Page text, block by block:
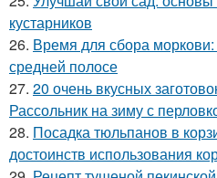
кустарников
26. Время для сбора
средней полосе
27. 20 очень вкусных
Рассольник на зиму с
28. Посадка тюльпанов в
достоинств использования